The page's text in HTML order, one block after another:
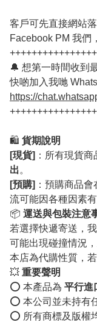
客戶可先直接網站
Facebook PM 我們
🔔 想第一時間收到
快啲加入我哋
https://
🛍️ 貨期說明
[現貨] ：所有現貨
出。
[預購] ：預購商品
流可能因各種因素
📦 運送與包裝注意
若選擇快遞寄送，
可能出現碰撞情況，
本店為代購性質，
💥 重要聲明
⭕️ 本產品為 平行進
⭕️ 本公司並未持有
⭕️ 所有商標及版權